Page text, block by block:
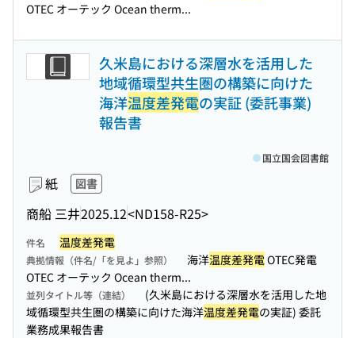
OTEC オーテック Ocean therm...
久米島における深層水を活用した
地域循環型共生圏の構築に向けた
海洋温度差発電の実証 (委託事業)
報告書
紙 図書
商船 三井2025.12<ND158-R25>
国立国会図書館
件名 温度差発電
典拠情報（件名/「を見よ」参照） 海洋温度差発電OTEC発電
OTEC オーテック Ocean therm...
並列タイトル等（連結）
(久米島における深層水を活用した地
域循環型共生圏の構築に向けた海洋温度差発電の実証) 委託
業務成果報告書